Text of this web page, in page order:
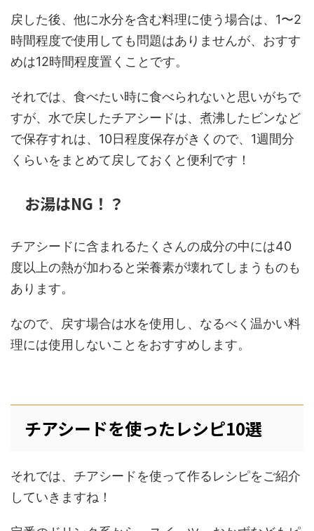
戻した後、他に水分を含む料理に使う場合は、1〜2
時間程度で使用しても問題はありませんが、おすす
めは12時間程度置くことです。
それでは、食べたい時に食べられないと思いがちで
すが、水で戻したチアシードは、煮沸したビンなど
で保存すれは、10日程度保存がきくので、1週間分
くらいをまとめて戻しておくと便利です！
お湯はNG！？
チアシードに含まれるたくさんの成分の中には40
度以上の熱が加わると栄養素が壊れてしまうものも
あります。
なので、戻す場合は水を使用し、なるべく温かい料
理には使用しないことをおすすめします。
チアシードを使ったレシピ10選
それでは、チアシードを使って作るレシピをご紹介
していきますね！